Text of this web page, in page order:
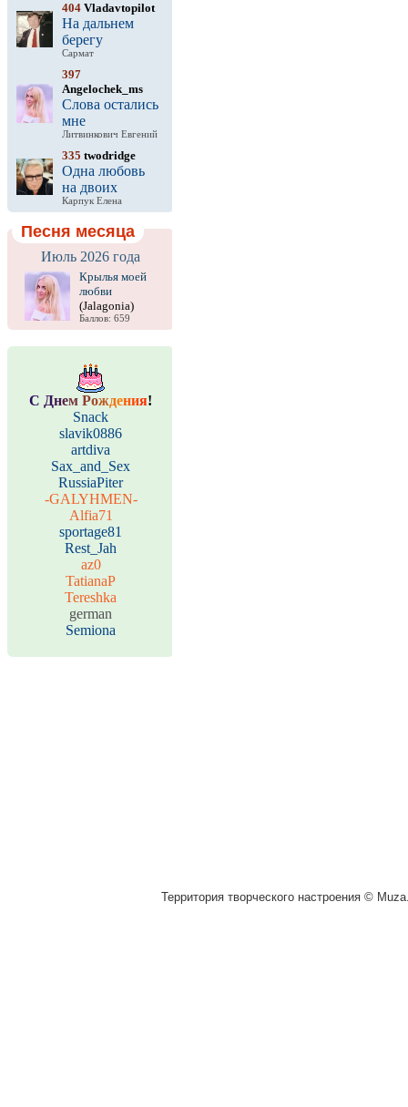
404 Vladavtopilot
На дальнем
берегу
Сармат
397
Angelochek_ms
Слова остались
мне
Литвинкович Евгений
335 twodridge
Одна любовь
на двоих
Карпук Елена
Песня месяца
Июль 2026 года
Крылья моей
любви
(Jalagonia)
Баллов: 659
С Днем Рождения!
Snack
slavik0886
artdiva
Sax_and_Sex
RussiaPiter
-GALYHMEN-
Alfia71
sportage81
Rest_Jah
az0
TatianaP
Tereshka
german
Semiona
Территория творческого настроения ©